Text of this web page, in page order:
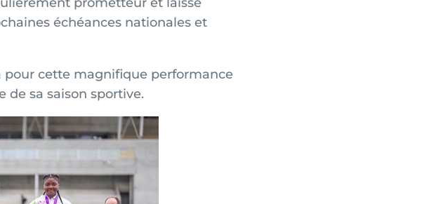
échéances nationales et
pour cette magnifique performance
sa saison sportive.